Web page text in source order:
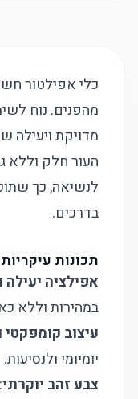
כלי אפילטור
מהפנים. נוח
מדויקת ויעילה
העור חלק וללא
לנשיאה, כך
בדרכים.
תכונות עיקריות
אפילציה
במהירות וללא
עיצוב קומפקטי
יומיומי ולנסיעות.
צבע זהב יוקרתי